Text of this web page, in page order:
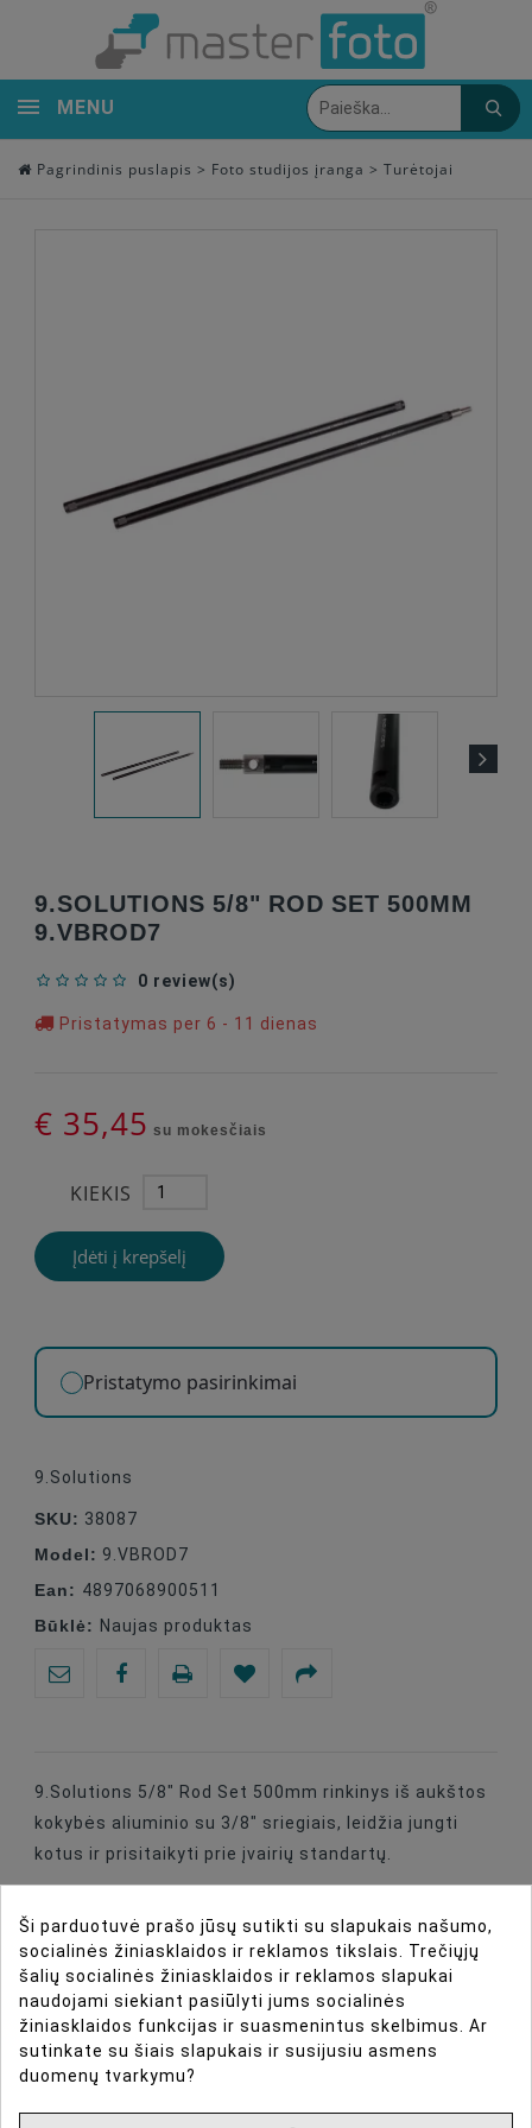
MENU
Pagrindinis puslapis > Foto studijos įranga > Turėtojai
9.SOLUTIONS 5/8" ROD SET 500MM
9.VBROD7
0 review(s)
Pristatymas per 6 - 11 dienas
€ 35,45 su mokesčiais
KIEKIS
Įdėti į krepšelį
Pristatymo pasirinkimai
9.Solutions
SKU: 38087
Model: 9.VBROD7
Ean: 4897068900511
Būklė: Naujas produktas
9.Solutions 5/8" Rod Set 500mm rinkinys iš aukštos
kokybės aliuminio su 3/8" sriegiais, leidžia jungti
kotus ir prisitaikyti prie įvairių standartų.
DIRBTINIO INTELEKTO ASISTENTAS
DAUGIAU INFORMACIJOS
Ši parduotuvė prašo jūsų sutikti su slapukais našumo,
socialinės žiniasklaidos ir reklamos tikslais. Trečiųjų
šalių socialinės žiniasklaidos ir reklamos slapukai
naudojami siekiant pasiūlyti jums socialinės
žiniasklaidos funkcijas ir suasmenintus skelbimus. Ar
sutinkate su šiais slapukais ir susijusiu asmens
duomenų tvarkymu?